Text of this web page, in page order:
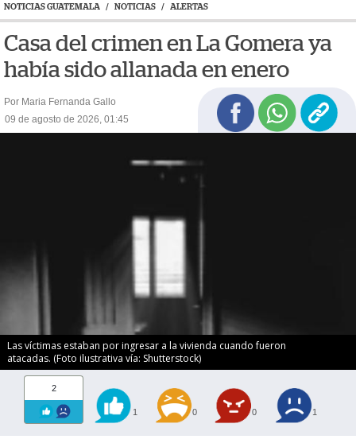
NOTICIAS GUATEMALA / NOTICIAS / ALERTAS
Casa del crimen en La Gomera ya
había sido allanada en enero
Por Maria Fernanda Gallo
09 de agosto de 2026, 01:45
Las víctimas estaban por ingresar a la vivienda cuando fueron
atacadas. (Foto ilustrativa vía: Shutterstock)
2
1 0 0 1